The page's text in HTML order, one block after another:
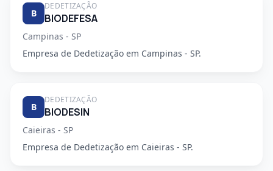
B
DEDETIZAÇÃO
BIODEFESA
Campinas - SP
Empresa de Dedetização em Campinas - SP.
B
DEDETIZAÇÃO
BIODESIN
Caieiras - SP
Empresa de Dedetização em Caieiras - SP.